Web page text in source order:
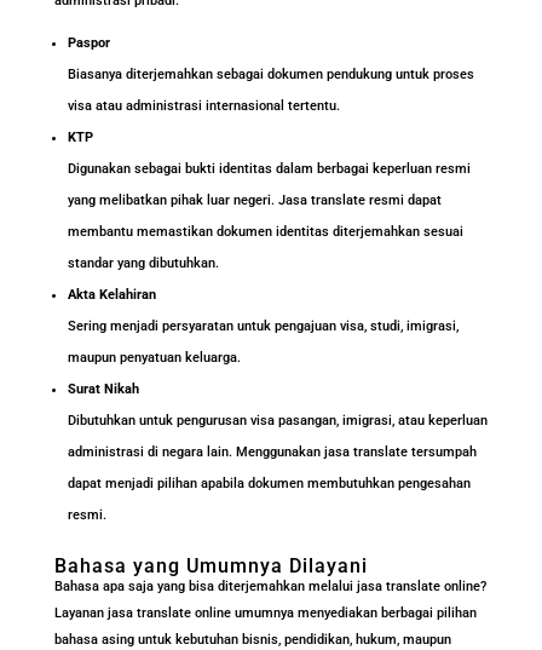
Paspor
Biasanya diterjemahkan sebagai dokumen pendukung untuk proses
visa atau administrasi internasional tertentu.
KTP
Digunakan sebagai bukti identitas dalam berbagai keperluan resmi
yang melibatkan pihak luar negeri. Jasa translate resmi dapat
membantu memastikan dokumen identitas diterjemahkan sesuai
standar yang dibutuhkan.
Akta Kelahiran
Sering menjadi persyaratan untuk pengajuan visa, studi, imigrasi,
maupun penyatuan keluarga.
Surat Nikah
Dibutuhkan untuk pengurusan visa pasangan, imigrasi, atau keperluan
administrasi di negara lain. Menggunakan jasa translate tersumpah
dapat menjadi pilihan apabila dokumen membutuhkan pengesahan
resmi.
Bahasa yang Umumnya Dilayani
Bahasa apa saja yang bisa diterjemahkan melalui jasa translate online?
Layanan jasa translate online umumnya menyediakan berbagai pilihan
bahasa asing untuk kebutuhan bisnis, pendidikan, hukum, maupun